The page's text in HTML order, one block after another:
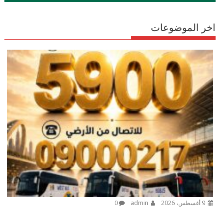
اخر الموضوعات
9 أغسطس، 2026 0